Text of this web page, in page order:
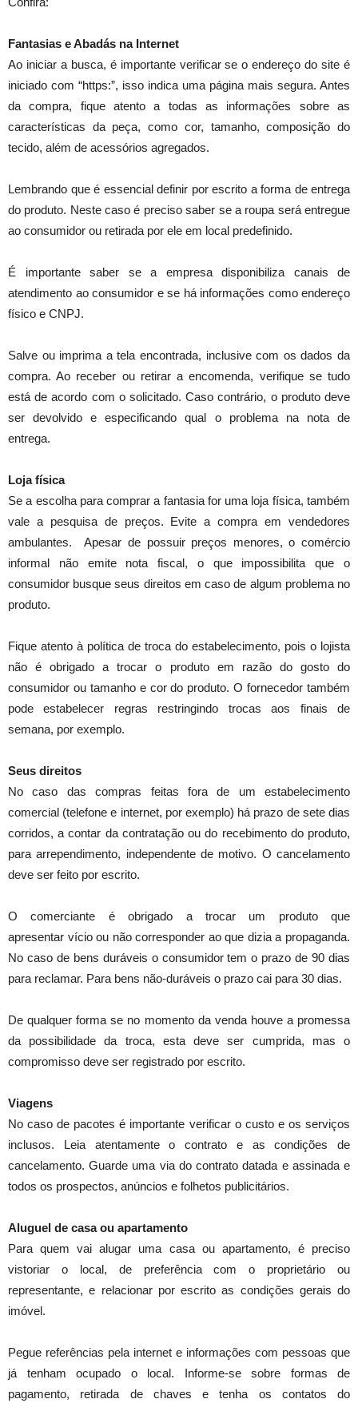
Fantasias e Abadás na Internet
Ao iniciar a busca, é importante verificar se o endereço do site é
iniciado com “https:”, isso indica uma página mais segura. Antes
da compra, fique atento a todas as informações sobre as
características da peça, como cor, tamanho, composição do
tecido, além de acessórios agregados.
Lembrando que é essencial definir por escrito a forma de entrega
do produto. Neste caso é preciso saber se a roupa será entregue
ao consumidor ou retirada por ele em local predefinido.
É importante saber se a empresa disponibiliza canais de
atendimento ao consumidor e se há informações como endereço
físico e CNPJ.
Salve ou imprima a tela encontrada, inclusive com os dados da
compra. Ao receber ou retirar a encomenda, verifique se tudo
está de acordo com o solicitado. Caso contrário, o produto deve
ser devolvido e especificando qual o problema na nota de
entrega.
Loja física
Se a escolha para comprar a fantasia for uma loja física, também
vale a pesquisa de preços. Evite a compra em vendedores
ambulantes. Apesar de possuir preços menores, o comércio
informal não emite nota fiscal, o que impossibilita que o
consumidor busque seus direitos em caso de algum problema no
produto.
Fique atento à política de troca do estabelecimento, pois o lojista
não é obrigado a trocar o produto em razão do gosto do
consumidor ou tamanho e cor do produto. O fornecedor também
pode estabelecer regras restringindo trocas aos finais de
semana, por exemplo.
Seus direitos
No caso das compras feitas fora de um estabelecimento
comercial (telefone e internet, por exemplo) há prazo de sete dias
corridos, a contar da contratação ou do recebimento do produto,
para arrependimento, independente de motivo. O cancelamento
deve ser feito por escrito.
O comerciante é obrigado a trocar um produto que
apresentar vício ou não corresponder ao que dizia a propaganda.
No caso de bens duráveis o consumidor tem o prazo de 90 dias
para reclamar. Para bens não-duráveis o prazo cai para 30 dias.
De qualquer forma se no momento da venda houve a promessa
da possibilidade da troca, esta deve ser cumprida, mas o
compromisso deve ser registrado por escrito.
Viagens
No caso de pacotes é importante verificar o custo e os serviços
inclusos. Leia atentamente o contrato e as condições de
cancelamento. Guarde uma via do contrato datada e assinada e
todos os prospectos, anúncios e folhetos publicitários.
Aluguel de casa ou apartamento
Para quem vai alugar uma casa ou apartamento, é preciso
vistoriar o local, de preferência com o proprietário ou
representante, e relacionar por escrito as condições gerais do
imóvel.
Pegue referências pela internet e informações com pessoas que
já tenham ocupado o local. Informe-se sobre formas de
pagamento, retirada de chaves e tenha os contatos do